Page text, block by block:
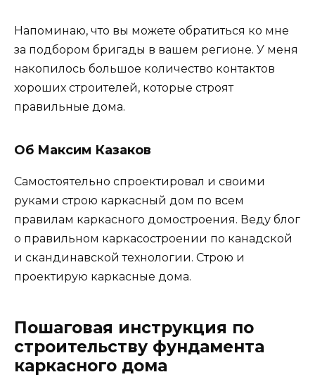
Напоминаю, что вы можете обратиться ко мне
за подбором бригады в вашем регионе. У меня
накопилось большое количество контактов
хороших строителей, которые строят
правильные дома.
Об Максим Казаков
Самостоятельно спроектировал и своими
руками строю каркасный дом по всем
правилам каркасного домостроения. Веду блог
о правильном каркасостроении по канадской
и скандинавской технологии. Строю и
проектирую каркасные дома.
Пошаговая инструкция по
строительству фундамента
каркасного дома